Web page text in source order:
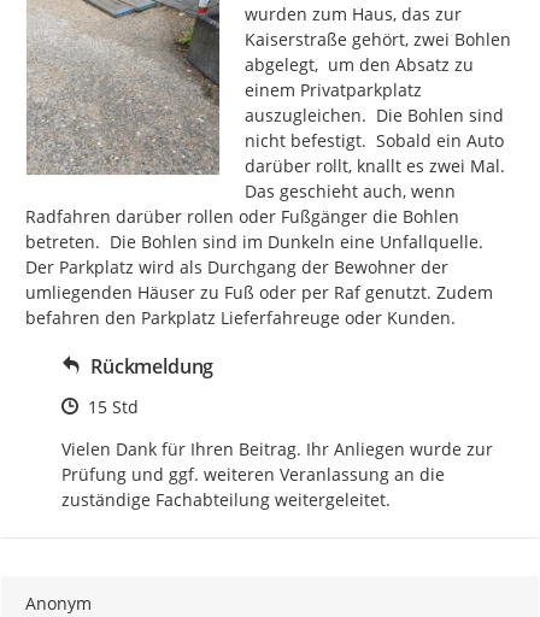
wurden zum Haus, das zur
Kaiserstraße gehört, zwei Bohlen
abgelegt,  um den Absatz zu
einem Privatparkplatz
auszugleichen.  Die Bohlen sind
nicht befestigt.  Sobald ein Auto
darüber rollt, knallt es zwei Mal.
Das geschieht auch, wenn
Radfahren darüber rollen oder Fußgänger die Bohlen
betreten.  Die Bohlen sind im Dunkeln eine Unfallquelle.
Der Parkplatz wird als Durchgang der Bewohner der
umliegenden Häuser zu Fuß oder per Raf genutzt. Zudem
befahren den Parkplatz Lieferfahreuge oder Kunden.
Rückmeldung
Zeitpunkt des Erstellens
15 Std
Vielen Dank für Ihren Beitrag. Ihr Anliegen wurde zur
Prüfung und ggf. weiteren Veranlassung an die
zuständige Fachabteilung weitergeleitet.
Anonym